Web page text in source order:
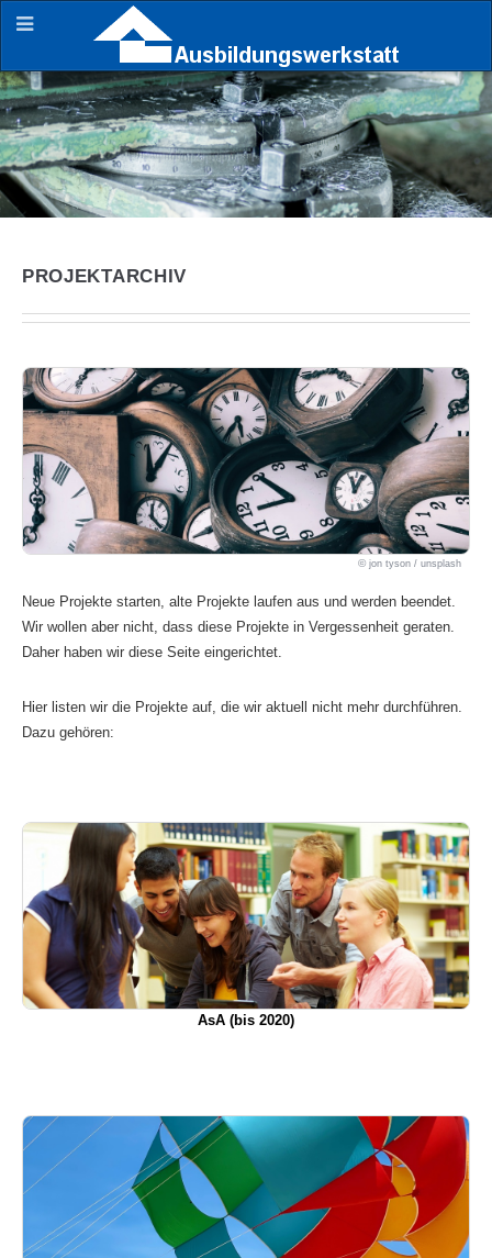
PROJEKTARCHIV
jon tyson / unsplash
Neue Projekte starten, alte Projekte laufen aus und werden beendet.
Wir wollen aber nicht, dass diese Projekte in Vergessenheit geraten.
Daher haben wir diese Seite eingerichtet.
Hier listen wir die Projekte auf, die wir aktuell nicht mehr durchführen.
Dazu gehören:
AsA (bis 2020)